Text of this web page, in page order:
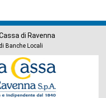
di Ravenna
Banche Locali